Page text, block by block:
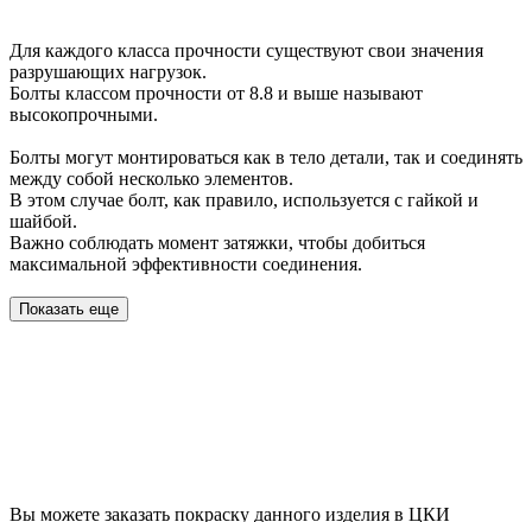
Для каждого класса прочности существуют свои значения
разрушающих нагрузок.
Болты классом прочности от 8.8 и выше называют
высокопрочными.
Болты могут монтироваться как в тело детали, так и соединять
между собой несколько элементов.
В этом случае болт, как правило, используется с гайкой и
шайбой.
Важно соблюдать момент затяжки, чтобы добиться
максимальной эффективности соединения.
Показать еще
Вы можете заказать покраску данного изделия в ЦКИ